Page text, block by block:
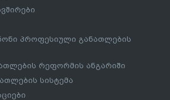
პროფესიული განათლების
რეფორმის ანგარიში
სისტემა